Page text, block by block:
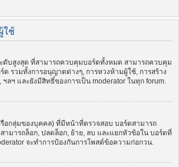
ใช้
ดับสูงสุด ที่สามารถควบคุมบอร์ดทั้งหมด สามารถควบคุม
ด รวมทั้งการอนุญาตต่างๆ, การหวงห้ามผู้ใช้, การสร้าง
ฯลฯ และยังมีสิทธิ์ของการเป็น moderator ในทุก forum.
อกลุ่มของบุคคล) ที่มีหน้าที่ตรวจสอบ บอร์ดสามารถ
ามารถล็อก, ปลดล็อก, ย้าย, ลบ และแยกหัวข้อใน บอร์ดที่
จะทำการป้องกันการโพสต์ข้อความก่อกวน.